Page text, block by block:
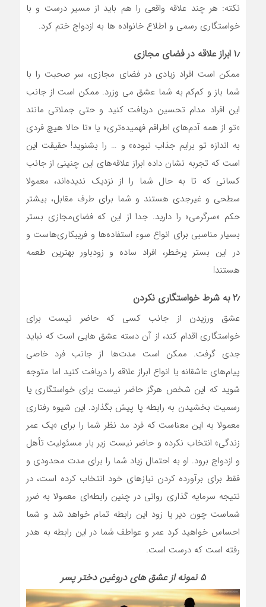
نکته: هر چند علاقه واقعی را هم باید از مسیر درست و با
خواستگاری رسمی و اطلاع خانواده ها به ازدواج ختم کرد.
۱٫ ابراز علاقه در فضای‌ مجازی
ممکن است افراد زیادی در فضای مجازی، سر صحبت را با
شما باز و کم‌کم به شما عشق می وزرد. ممکن است از جانب
این افراد مدام تحسین دریافت کنید و حتی جملاتی مانند
«تو از همه آدم‌های اطرافم فهمیده‌تری» یا «تا حالا هیچ فردی
به اندازه تو برایم جذاب نبوده» و … را بشنوید! حقیقت این
است که تجربه نشان داده ابراز علاقه‌های این چنینی از جانب
کسانی که تا به حال شما را از نزدیک ندیده‌اند، معمولا
سطحی و غیرجدی هستند و شما برای طرف مقابل، بیشتر
حکم «سرگرمی» را دارید. جدا از این که فضای‌مجازی بستر
بسیار مناسبی برای انواع سوء استفاده‌ها و فریبکاری‌هاست و
در این بستر پرخطر، افراد ساده و زودباور بهترین طعمه
هستند!
۲٫ به شرط خواستگاری نکردن
عشق ورزیدن از جانب کسی که حاضر نیست برای
خواستگاری اقدام کند، از آن دسته عشق هایی است که نباید
جدی گرفت. ممکن است مدت‌ها از جانب فرد خاصی
پیام‌های عاشقانه یا انواع ابراز علاقه را دریافت کنید اما متوجه
شوید که این شخص هرگز حاضر نیست برای خواستگاری یا
رسمیت بخشیدن به رابطه پا پیش بگذارد. این شیوه رفتاری
معمولا به این معناست که فرد مد نظر شما را برای «یک عمر
زندگی» انتخاب نکرده و حاضر نیست زیر بار مسئولیت تأهل
و ازدواج برود. او به احتمال زیاد شما را برای مدت محدودی و
فقط برای برآورده کردن نیازهای خود انتخاب کرده است، در
نتیجه سرمایه گذاری روانی در چنین رابطه‌ای معمولا به ضرر
شماست چون دیر یا زود این رابطه تمام خواهد شد و شما
احساس خواهید کرد عمر و عواطف شما در این رابطه به هدر
رفته است که درست است.
۵ نمونه از عشق های دروغین دختر پسر